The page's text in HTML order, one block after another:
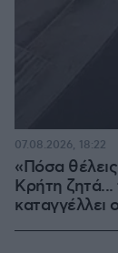
«Πόσα θέλεις
Κρήτη ζητά...
καταγγέλλει
07.08.2026, 18:22